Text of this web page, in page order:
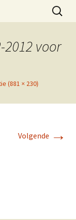
Zoeken
naar:
voor
(881 × 230)
Volgende →